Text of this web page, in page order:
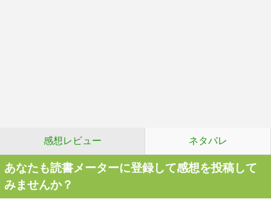
感想レビュー ネタバレ
あなたも読書メーターに登録して感想を投稿して
みませんか？